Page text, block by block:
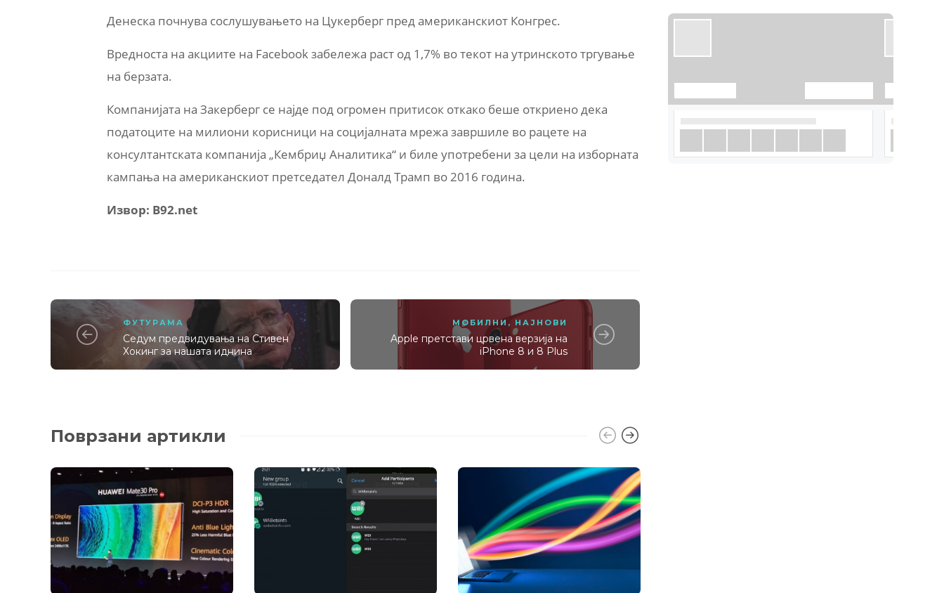
Денеска почнува сослушувањето на Цукерберг пред американскиот Конгрес.
Вредноста на акциите на Facebook забележа раст од 1,7% во текот на утринското тргување
на берзата.
Компанијата на Закерберг се најде под огромен притисок откако беше откриено дека
податоците на милиони корисници на социјалната мрежа завршиле во рацете на
консултантската компанија „Кембриџ Аналитика“ и биле употребени за цели на изборната
кампања на американскиот претседател Доналд Трамп во 2016 година.
Извор: B92.net
ФУТУРАМА
Седум предвидувања на Стивен
Хокинг за нашата иднина
МОБИЛНИ , НАЈНОВИ
Apple претстави црвена верзија на
iPhone 8 и 8 Plus
Поврзани артикли